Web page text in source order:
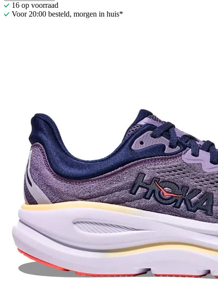
16 op voorraad
Voor 20:00 besteld, morgen in huis*